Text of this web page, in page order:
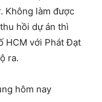
Không làm được
hồi dự án thì
HCM với Phát Đạt
ra.
hôm nay